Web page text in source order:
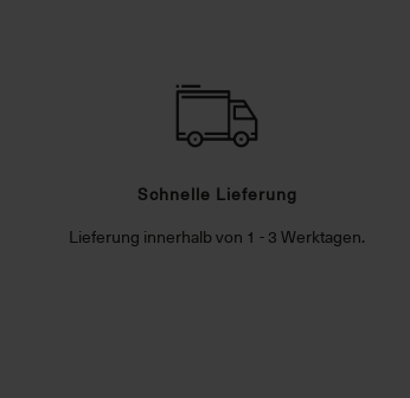
Schnelle Lieferung
Lieferung innerhalb von 1 - 3 Werktagen.